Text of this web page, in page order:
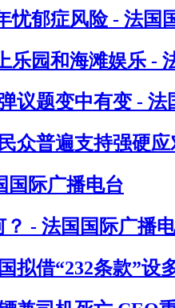
忧郁症风险 - 法国
乐园和海滩娱乐 -
议题变中有变 - 法
众普遍支持强硬
国际广播电台
- 法国国际广播
拟借“232条款”设